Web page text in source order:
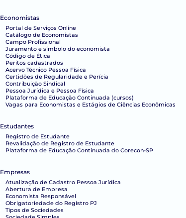
Economistas
Portal de Serviços Online
Catálogo de Economistas
Campo Profissional
Juramento e símbolo do economista
Código de Ética
Peritos cadastrados
Acervo Técnico Pessoa Física
Certidões de Regularidade e Perícia
Contribuição Sindical
Pessoa Jurídica e Pessoa Física
Plataforma de Educação Continuada (cursos)
Vagas para Economistas e Estágios de Ciências Econômicas
Estudantes
Registro de Estudante
Revalidação de Registro de Estudante
Plataforma de Educação Continuada do Corecon-SP
Empresas
Atualização de Cadastro Pessoa Jurídica
Abertura de Empresa
Economista Responsável
Obrigatoriedade do Registro PJ
Tipos de Sociedades